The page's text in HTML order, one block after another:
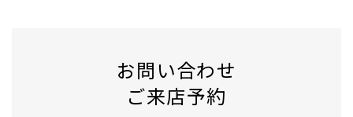
お問い合わせ
ご来店予約